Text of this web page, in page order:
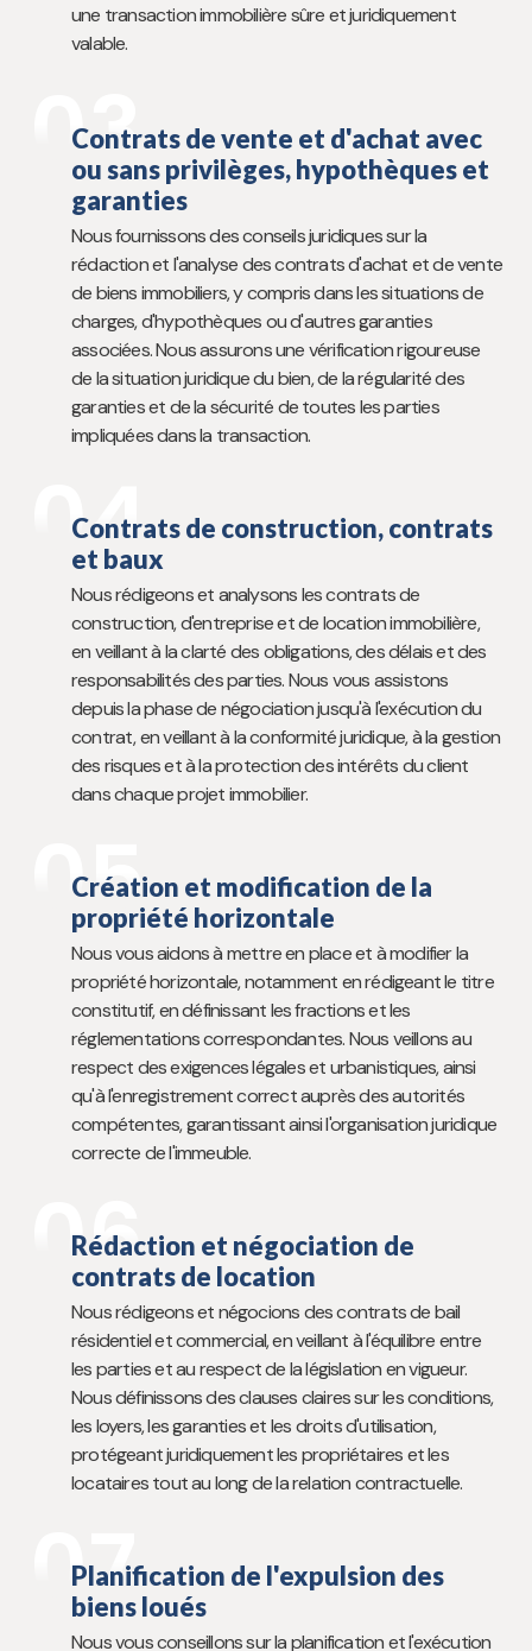
une transaction immobilière sûre et juridiquement
valable.
03
Contrats de vente et d'achat avec
ou sans privilèges, hypothèques et
garanties
Nous fournissons des conseils juridiques sur la
rédaction et l'analyse des contrats d'achat et de vente
de biens immobiliers, y compris dans les situations de
charges, d'hypothèques ou d'autres garanties
associées. Nous assurons une vérification rigoureuse
de la situation juridique du bien, de la régularité des
garanties et de la sécurité de toutes les parties
impliquées dans la transaction.
04
Contrats de construction, contrats
et baux
Nous rédigeons et analysons les contrats de
construction, d'entreprise et de location immobilière,
en veillant à la clarté des obligations, des délais et des
responsabilités des parties. Nous vous assistons
depuis la phase de négociation jusqu'à l'exécution du
contrat, en veillant à la conformité juridique, à la gestion
des risques et à la protection des intérêts du client
dans chaque projet immobilier.
05
Création et modification de la
propriété horizontale
Nous vous aidons à mettre en place et à modifier la
propriété horizontale, notamment en rédigeant le titre
constitutif, en définissant les fractions et les
réglementations correspondantes. Nous veillons au
respect des exigences légales et urbanistiques, ainsi
qu'à l'enregistrement correct auprès des autorités
compétentes, garantissant ainsi l'organisation juridique
correcte de l'immeuble.
06
Rédaction et négociation de
contrats de location
Nous rédigeons et négocions des contrats de bail
résidentiel et commercial, en veillant à l'équilibre entre
les parties et au respect de la législation en vigueur.
Nous définissons des clauses claires sur les conditions,
les loyers, les garanties et les droits d'utilisation,
protégeant juridiquement les propriétaires et les
locataires tout au long de la relation contractuelle.
07
Planification de l'expulsion des
biens loués
Nous vous conseillons sur la planification et l'exécution